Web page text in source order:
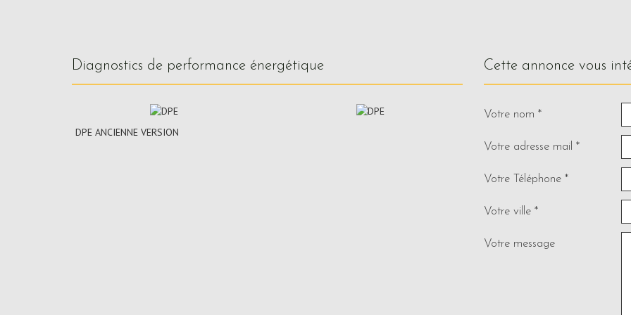
diagnostics de performance énergétique
DPE ANCIENNE VERSION
cette annonce vous
Votre nom *
Votre adresse mail *
Votre Téléphone *
Votre ville *
Votre message